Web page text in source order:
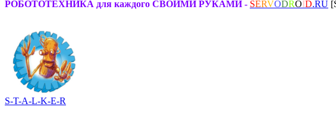
РОБОТОТЕХНИКА для каждого СВОИМИ РУКАМИ - SERVODROID.RU
S-T-A-L-K-E-R